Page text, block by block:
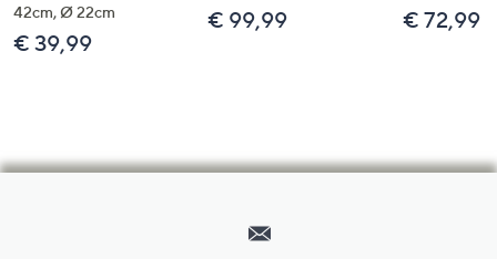
42cm, Ø 22cm
€ 39,99
€ 99,99 € 72,99